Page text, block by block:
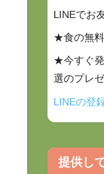
LINEでお
★食の無
★今すぐ
選のプレ
LINEの登
提供し